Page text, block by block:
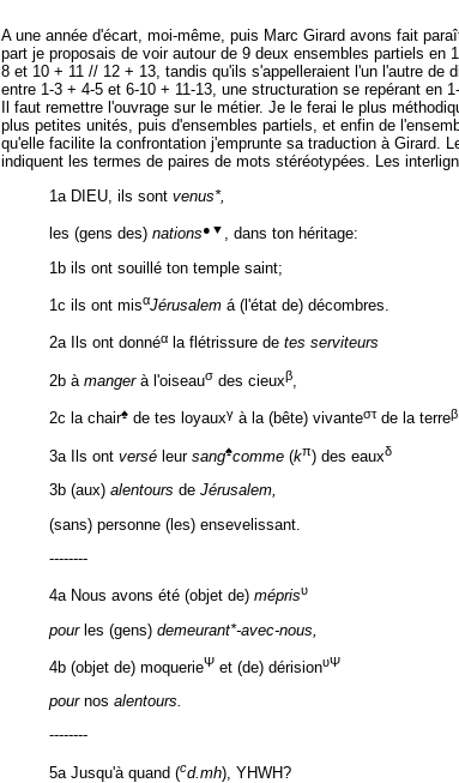
A une année d'écart, moi-même, puis Marc Girard avons fait
part je proposais de voir autour de 9 deux ensembles partiels
8 et 10 + 11 // 12 + 13, tandis qu'ils s'appelleraient l'un l'autre de
entre 1-3 + 4-5 et 6-10 + 11-13, une structuration se repérant en
Il faut remettre l'ouvrage sur le métier. Je le ferai le plus
plus petites unités, puis d'ensembles partiels, et enfin de
qu'elle facilite la confrontation j'emprunte sa traduction à Girard.
indiquent les termes de paires de mots stéréotypées. Les
1a DIEU, ils sont venus*,
les (gens des) nations●▼ , dans ton héritage:
1b ils ont souillé ton temple saint;
1c ils ont misαJérusalem á (l'état de) décombres.
2a Ils ont donnéα la flétrissure de tes serviteurs
2b à mangerà l'oiseauσ des cieuxβ,
2c la chair♠ de tes loyauxγ à la (bête) vivanteστ de la terreβ
3a Ils ont versé leur sang♠comme (kπ) des eauxδ
3b (aux) alentours de Jérusalem,
(sans) personne (les) ensevelissant.
--------
4a Nous avons été (objet de) méprisυ
pourles (gens) demeurant*-avec-nous,
4b (objet de) moquerieΨ et (de) dérisionυΨ
pournos alentours.
--------
5a Jusqu'à quand (cd.mh), YHWH?